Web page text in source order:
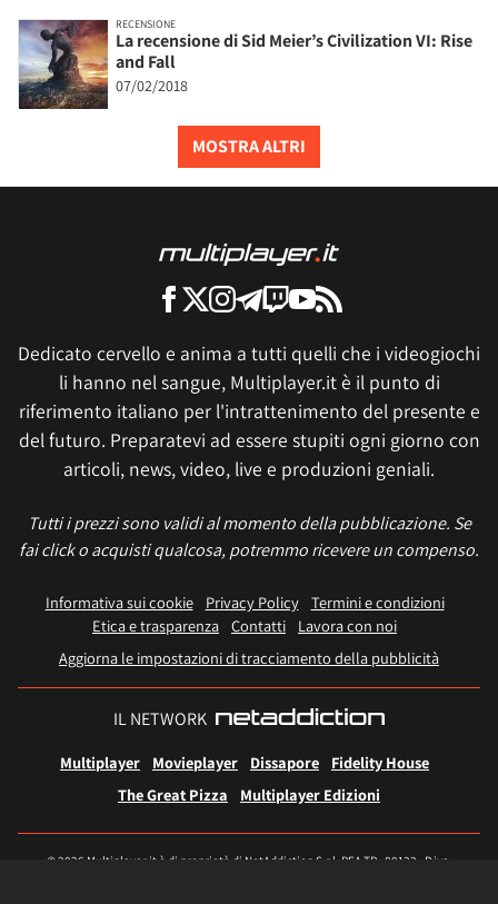
RECENSIONE
La recensione di Sid Meier’s Civilization VI: Rise
and Fall
07/02/2018
MOSTRA ALTRI
Dedicato cervello e anima a tutti quelli che i videogiochi
li hanno nel sangue, Multiplayer.it è il punto di
riferimento italiano per l'intrattenimento del presente e
del futuro. Preparatevi ad essere stupiti ogni giorno con
articoli, news, video, live e produzioni geniali.
Tutti i prezzi sono validi al momento della pubblicazione. Se
fai click o acquisti qualcosa, potremmo ricevere un compenso.
Informativa sui cookie Privacy Policy
Termini e condizioni
Etica e trasparenza Contatti
Lavora con noi
Aggiorna le impostazioni di tracciamento della pubblicità
IL NETWORK
Multiplayer Movieplayer Dissapore
Fidelity House
The Great Pizza
Multiplayer Edizioni
© 2026 Multiplayer.it è di proprietà di NetAddiction S.r.l. REA TR - 80133 - P.iva: